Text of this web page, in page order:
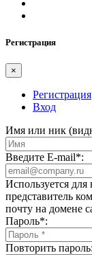
Регистрация
×
Регистрация
Вход
Имя или ник
Введите E-mail*:
Используется
представитель
почту на домене
Пароль*:
Повторить пароль: